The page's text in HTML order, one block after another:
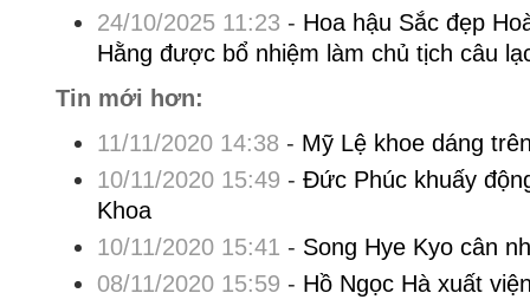
24/10/2025 11:23 - Hoa hậu Sắc đẹp
Hằng được bổ nhiệm làm chủ tịch câu
Tin mới hơn:
11/11/2020 14:38 - Mỹ Lệ khoe dáng
10/11/2020 15:49 - Đức Phúc khuấy
Khoa
10/11/2020 15:41 - Song Hye Kyo cân
08/11/2020 15:59 - Hồ Ngọc Hà xuất